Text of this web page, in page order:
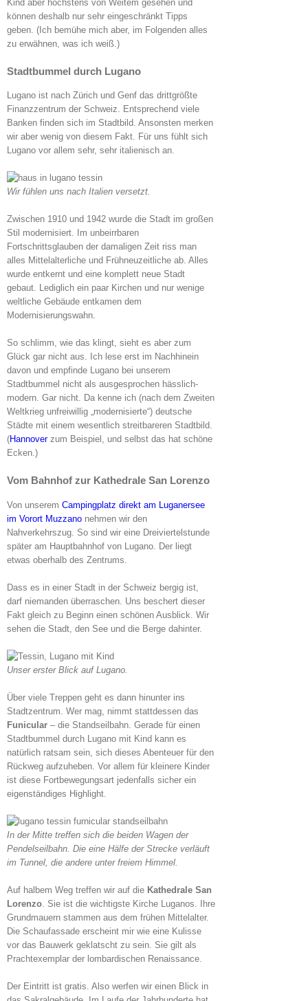
Kind aber höchstens von Weitem gesehen und
können deshalb nur sehr eingeschränkt Tipps
geben. (Ich bemühe mich aber, im Folgenden alles
zu erwähnen, was ich weiß.)
Stadtbummel durch Lugano
Lugano ist nach Zürich und Genf das drittgrößte
Finanzzentrum der Schweiz. Entsprechend viele
Banken finden sich im Stadtbild. Ansonsten merken
wir aber wenig von diesem Fakt. Für uns fühlt sich
Lugano vor allem sehr, sehr italienisch an.
Wir fühlen uns nach Italien versetzt.
Zwischen 1910 und 1942 wurde die Stadt im großen
Stil modernisiert. Im unbeirrbaren
Fortschrittsglauben der damaligen Zeit riss man
alles Mittelalterliche und Frühneuzeitliche ab. Alles
wurde entkernt und eine komplett neue Stadt
gebaut. Lediglich ein paar Kirchen und nur wenige
weltliche Gebäude entkamen dem
Modernisierungswahn.
So schlimm, wie das klingt, sieht es aber zum
Glück gar nicht aus. Ich lese erst im Nachhinein
davon und empfinde Lugano bei unserem
Stadtbummel nicht als ausgesprochen hässlich-
modern. Gar nicht. Da kenne ich (nach dem Zweiten
Weltkrieg unfreiwillig „modernisierte“) deutsche
Städte mit einem wesentlich streitbareren Stadtbild.
(Hannoverzum Beispiel, und selbst das hat schöne
Ecken.)
Vom Bahnhof zur Kathedrale San Lorenzo
Von unserem Campingplatz direkt am Luganersee
im Vorort Muzzano nehmen wir den
Nahverkehrszug. So sind wir eine Dreiviertelstunde
später am Hauptbahnhof von Lugano. Der liegt
etwas oberhalb des Zentrums.
Dass es in einer Stadt in der Schweiz bergig ist,
darf niemanden überraschen. Uns beschert dieser
Fakt gleich zu Beginn einen schönen Ausblick. Wir
sehen die Stadt, den See und die Berge dahinter.
Unser erster Blick auf Lugano.
Über viele Treppen geht es dann hinunter ins
Stadtzentrum. Wer mag, nimmt stattdessen das
Funicular – die Standseilbahn. Gerade für einen
Stadtbummel durch Lugano mit Kind kann es
natürlich ratsam sein, sich dieses Abenteuer für den
Rückweg aufzuheben. Vor allem für kleinere Kinder
ist diese Fortbewegungsart jedenfalls sicher ein
eigenständiges Highlight.
In der Mitte treffen sich die beiden Wagen der
Pendelseilbahn. Die eine Hälfe der Strecke verläuft
im Tunnel, die andere unter freiem Himmel.
Auf halbem Weg treffen wir auf die Kathedrale San
Lorenzo . Sie ist die wichtigste Kirche Luganos. Ihre
Grundmauern stammen aus dem frühen Mittelalter.
Die Schaufassade erscheint mir wie eine Kulisse
vor das Bauwerk geklatscht zu sein. Sie gilt als
Prachtexemplar der lombardischen Renaissance.
Der Eintritt ist gratis. Also werfen wir einen Blick in